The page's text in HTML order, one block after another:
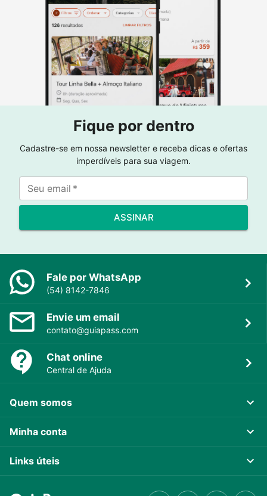
Fique por dentro
Cadastre-se em nossa newsletter e receba dicas e ofertas
imperdíveis para sua viagem.
Seu email *
ASSINAR
Fale por WhatsApp
(54) 8142-7846
Envie um email
contato@guiapass.com
Chat online
Central de Ajuda
Quem somos
Minha conta
Links úteis